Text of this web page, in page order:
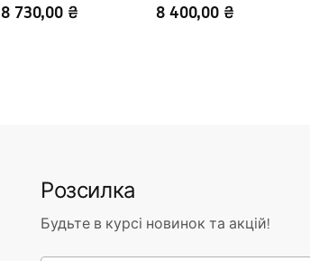
8 730,00 ₴ 8 400,00 ₴
Розсилка
Будьте в курсі новинок та акцій!